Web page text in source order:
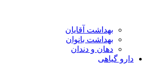
بهداشت آقایان
بهداشت بانوان
دهان و دندان
دارو گیاهی